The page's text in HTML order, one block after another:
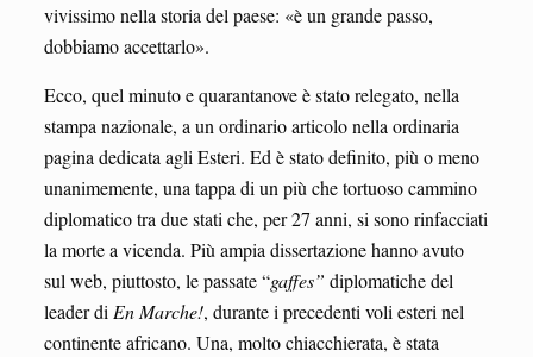
vivissimo nella storia del paese: «è un grande passo,
dobbiamo accettarlo».
Ecco, quel minuto e quarantanove è stato relegato, nella
stampa nazionale, a un ordinario articolo nella ordinaria
pagina dedicata agli Esteri. Ed è stato definito, più o meno
unanimemente, una tappa di un più che tortuoso cammino
diplomatico tra due stati che, per 27 anni, si sono rinfacciati
la morte a vicenda. Più ampia dissertazione hanno avuto
sul web, piuttosto, le passate “gaffes” diplomatiche del
leader di En Marche!, durante i precedenti voli esteri nel
continente africano. Una, molto chiacchierata, è stata